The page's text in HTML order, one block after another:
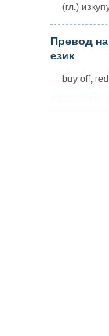
(гл.)
Превод
език
buy off,